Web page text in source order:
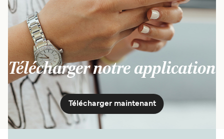
Télécharger notre application
Télécharger maintenant